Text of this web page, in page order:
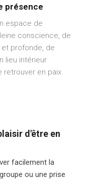
présence
espace de
conscience, de
profonde, de
lieu intérieur
retrouver en paix
d'être en
facilement la
ou une prise